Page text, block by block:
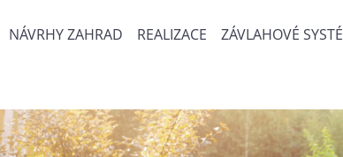
NÁVRHY ZAHRAD REALIZACE ZÁVLAHOVÉ